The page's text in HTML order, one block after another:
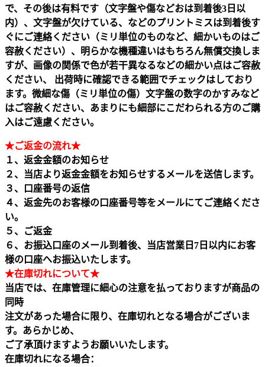
で、その後は有料です（文字盤や傷などおは到着後3日以
内）、文字盤が欠けている、などのプリントミスは到着後す
ぐにご連絡ください（ミリ単位のものなど、細かいものはご
容赦ください）、明らかな機種違いはもちろん無償交換しま
すが、画像の関係で色が若干異なるなどの細かい点はご容赦
ください、 出荷時に確認できる範囲でチェックはしており
ます。微細な傷（ミリ単位の傷）文字盤の数字のかすみなど
はご容赦ください、あまりにも細部にこだわられる方のご購
入はご遠慮ください。
★ご返金の流れ★
１、返金金額のお知らせ
２、当店より返金金額をお知らせするメールを送信します。
３、口座番号の返信
４、返金先のお客様の口座番号等をメールにてご連絡くださ
い。
５、ご返金
６、お振込口座のメール到着後、当店営業日7日以内にお客
様の口座へお振込いたします。
★在庫切れについて★
当店では、在庫管理に細心の注意を払っておりますが商品の
同時
注文があった場合に限り、在庫切れとなる場合がございま
す。あらかじめ、
ご了承頂けますようお願いいたします。
在庫切れになる場合：